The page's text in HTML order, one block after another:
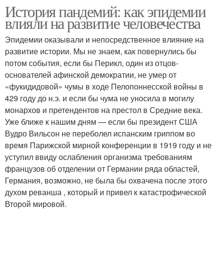
История пандемий: как эпидемии
влияли на развитие человечества
Эпидемии оказывали и непосредственное влияние на
развитие истории. Мы не знаем, как повернулись бы
потом события, если бы Перикл, один из отцов-
основателей афинской демократии, не умер от
«фукидидовой» чумы в ходе Пелопоннесской войны в
429 году до н.э. и если бы чума не уносила в могилу
монархов и претендентов на престол в Средние века.
Уже ближе к нашим дням — если бы президент США
Вудро Вильсон не переболел испанским гриппом во
время Парижской мирной конференции в 1919 году и не
уступил ввиду ослабления организма требованиям
французов об отделении от Германии ряда областей,
Германия, возможно, не была бы охвачена после этого
духом реванша , который и привел к катастрофической
Второй мировой.